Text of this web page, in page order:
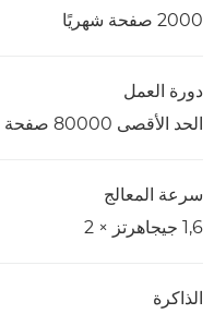
2000 صفحة شهريًا
دورة العمل
الحد الأقصى 80000 صفحة في الشهر
سرعة المعالج
1,6 جيجاهرتز × 2
الذاكرة